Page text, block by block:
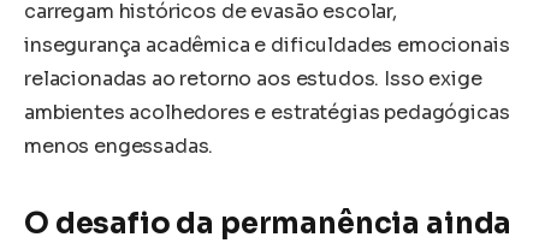
carregam históricos de evasão escolar,
insegurança acadêmica e dificuldades emocionais
relacionadas ao retorno aos estudos. Isso exige
ambientes acolhedores e estratégias pedagógicas
menos engessadas.
O desafio da permanência ainda